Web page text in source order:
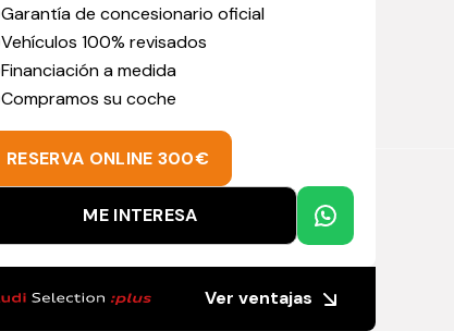
Garantía de concesionario oficial
Vehículos 100% revisados
Financiación a medida
Compramos su coche
RESERVA ONLINE 300€
ME INTERESA
Ver ventajas